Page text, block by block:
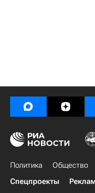
Политика Общество
Спецпроекты